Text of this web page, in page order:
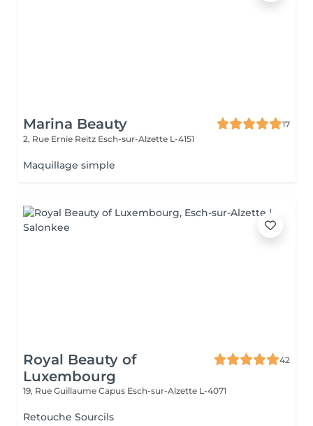
Marina Beauty
17
2, Rue Ernie Reitz Esch-sur-Alzette L-4151
Maquillage simple
Royal Beauty of
Luxembourg
42
19, Rue Guillaume Capus Esch-sur-Alzette L-4071
Retouche Sourcils